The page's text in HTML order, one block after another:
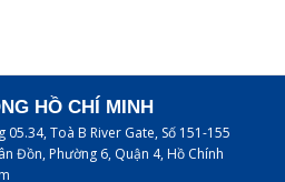
HỒ CHÍ MINH
05.34, Toà B River Gate, Số 151-155
Đồn, Phường 6, Quận 4, Hồ Chính